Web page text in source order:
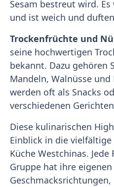
Sesam bestreut wird.
und ist weich und
Trockenfrüchte und
seine hochwertigen
bekannt. Dazu gehören
Mandeln, Walnüsse und
werden oft als Snacks
verschiedenen
Diese kulinarischen
Einblick in die
Küche Westchinas.
Gruppe hat ihre